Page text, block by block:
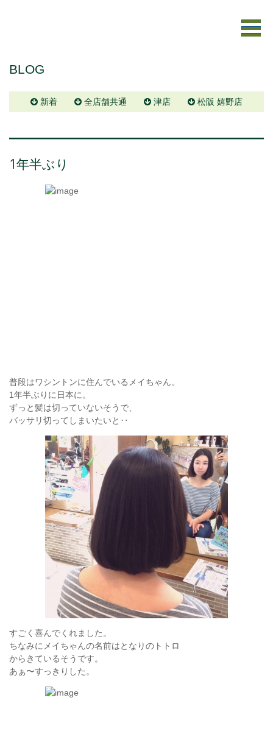
BLOG
新着 全店舗共通 津店 松阪 嬉野店
1年半ぶり
普段はワシントンに住んでいるメイちゃん。
1年半ぶりに日本に。
ずっと髪は切っていないそうで、
バッサリ切ってしまいたいと‥
すごく喜んでくれました。
ちなみにメイちゃんの名前はとなりのトトロ
からきているそうです。
あぁ〜すっきりした。